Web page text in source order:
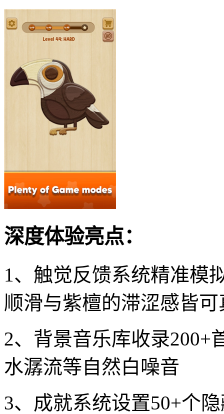
深度体验亮点：
1、触觉反馈系统精准模
顺滑与紫檀的滞涩感皆
2、背景音乐库收录200+
水潺流等自然白噪音
3、成就系统设置50+个